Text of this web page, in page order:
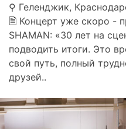
⚲ Геленджик,
🗎 Концерт уже скоро -
SHAMAN: «30 лет на
подводить итоги. Это
свой путь, полный
друзей..